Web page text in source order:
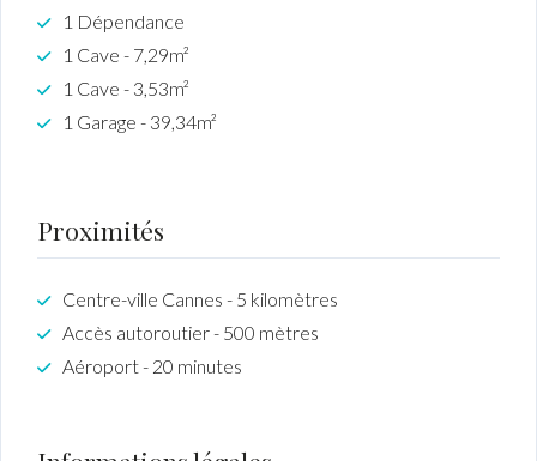
1 Dépendance
1 Cave - 7,29m²
1 Cave - 3,53m²
1 Garage - 39,34m²
Proximités
Centre-ville Cannes - 5 kilomètres
Accès autoroutier - 500 mètres
Aéroport - 20 minutes